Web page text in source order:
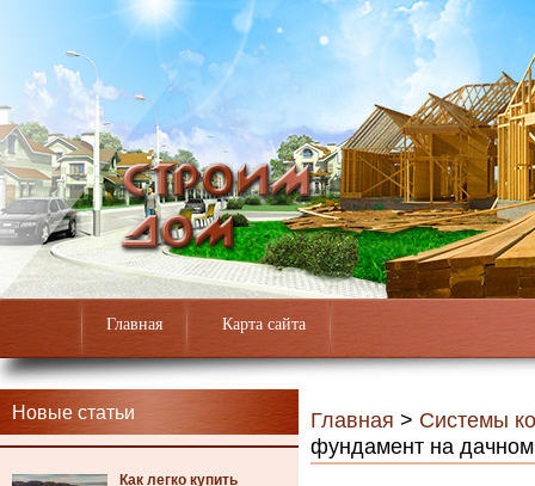
Главная Карта сайта
Новые статьи
Как легко купить
Главная > Системы
фундамент на дачном